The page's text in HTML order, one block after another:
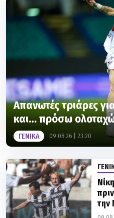
Απανωτές τριάρες
και… πρόσω
ΓΕΝΙΚΑ 09.08.26 | 23:20
την